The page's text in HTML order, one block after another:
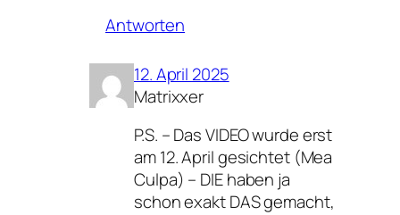
Antworten
12. April 2025
Matrixxer
P.S. – Das VIDEO wurde erst
am 12. April gesichtet (Mea
Culpa) – DIE haben ja
schon exakt DAS gemacht,